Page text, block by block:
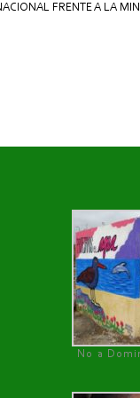
FRENTE A LA
No a